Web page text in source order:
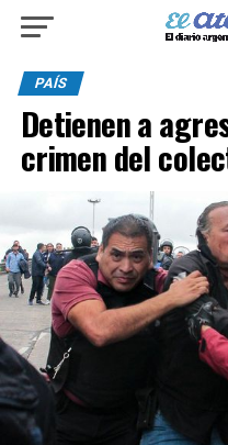
PAÍS
Detienen a
crimen del